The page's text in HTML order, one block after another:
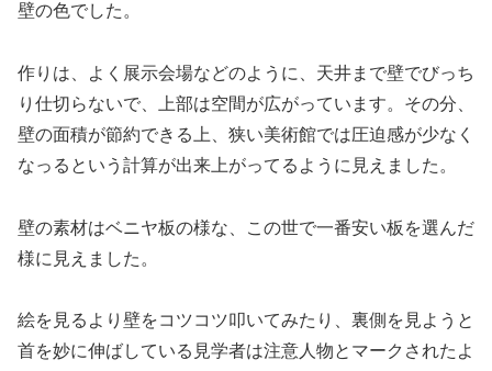
壁の色でした。
作りは、よく展示会場などのように、天井まで壁でびっち
り仕切らないで、上部は空間が広がっています。その分、
壁の面積が節約できる上、狭い美術館では圧迫感が少なく
なっるという計算が出来上がってるように見えました。
壁の素材はベニヤ板の様な、この世で一番安い板を選んだ
様に見えました。
絵を見るより壁をコツコツ叩いてみたり、裏側を見ようと
首を妙に伸ばしている見学者は注意人物とマークされたよ